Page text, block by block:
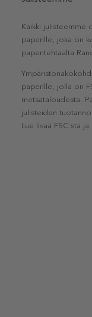
Kaikki julisteemme
paperille, joka on
paperitehtaalta
paperille, jolla on
metsätaloudesta.
julisteiden
Lue lisää FSC:stä